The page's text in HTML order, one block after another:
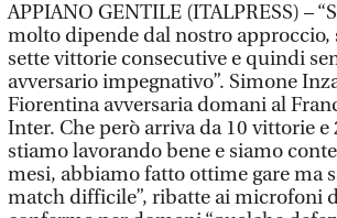
APPIANO GENTILE (ITALPRESS) –
molto dipende dal nostro
sette vittorie consecutive e quindi
avversario impegnativo”. Simone
Fiorentina avversaria domani al
Inter. Che però arriva da 10 vittorie
stiamo lavorando bene e siamo
mesi, abbiamo fatto ottime gare ma
match difficile”, ribatte ai microfoni